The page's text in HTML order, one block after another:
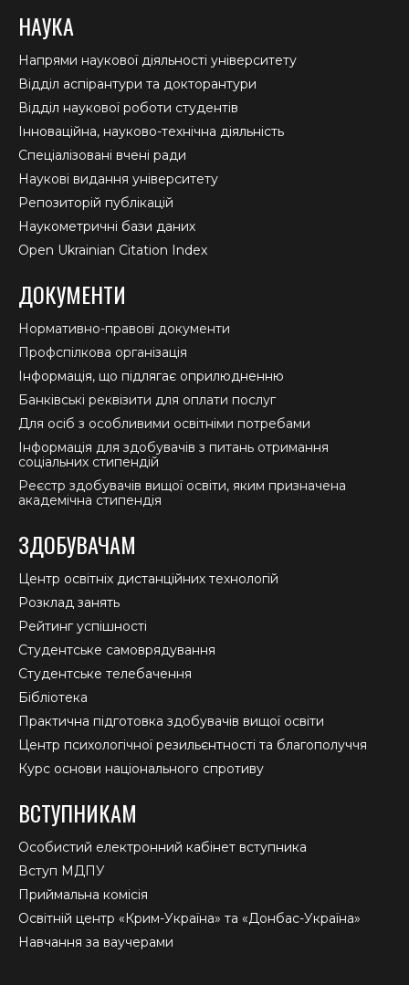
НАУКА
Напрями наукової діяльності університету
Відділ аспірантури та докторантури
Відділ наукової роботи студентів
Інноваційна, науково-технічна діяльність
Спеціалізовані вчені ради
Наукові видання університету
Репозиторій публікацій
Наукометричні бази даних
Open Ukrainian Citation Index
ДОКУМЕНТИ
Нормативно-правові документи
Профспілкова організація
Інформація, що підлягає оприлюдненню
Банківські реквізити для оплати послуг
Для осіб з особливими освітніми потребами
Інформація для здобувачів з питань отримання
соціальних стипендій
Реєстр здобувачів вищої освіти, яким призначена
академічна стипендія
ЗДОБУВАЧАМ
Центр освітніх дистанційних технологій
Розклад занять
Рейтинг успішності
Студентське самоврядування
Студентське телебачення
Бібліотека
Практична підготовка здобувачів вищої освіти
Центр психологічної резильєнтності та благополуччя
Курс основи національного спротиву
ВСТУПНИКАМ
Особистий електронний кабінет вступника
Вступ МДПУ
Приймальна комісія
Освітній центр «Крим-Україна» та «Донбас-Україна»
Навчання за ваучерами